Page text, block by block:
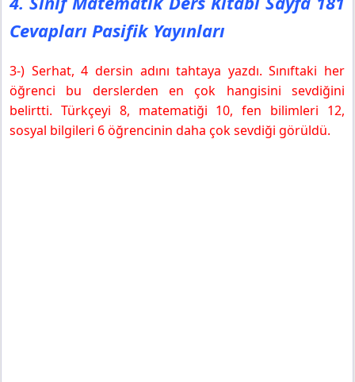
Cevapları Pasifik Yayınları
3-) Serhat, 4 dersin adını tahtaya yazdı. Sınıftaki her
öğrenci bu derslerden en çok hangisini sevdiğini
belirtti. Türkçeyi 8, matematiği 10, fen bilimleri 12,
sosyal bilgileri 6 öğrencinin daha çok sevdiği görüldü.